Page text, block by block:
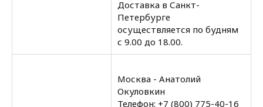
Доставка в Санкт-
Петербурге
осуществляется по будням
с 9.00 до 18.00.
Москва - Анатолий
Окуловкин
Телефон: +7 (800) 775-40-16